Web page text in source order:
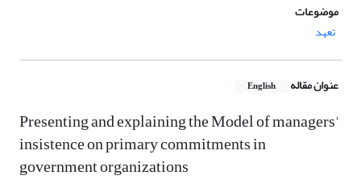
موضوعات
تعهد
عنوان مقاله English
Presenting and explaining the Model of managers'
insistence on primary commitments in
government organizations